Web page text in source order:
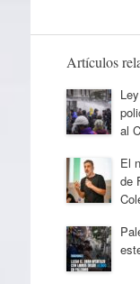
Artículos
al
El
de